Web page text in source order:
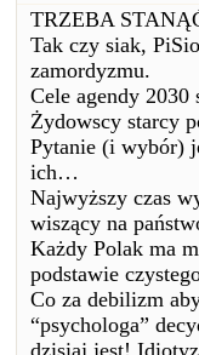
TRZEBA
Tak czy siak,
zamordyzmu.
Cele agendy 2030
Żydowscy starcy
Pytanie (i wybór)
ich…
Najwyższy czas
wiszący na
Każdy Polak ma
podstawie
Co za debilizm
“psychologa”
dzisiaj jest!